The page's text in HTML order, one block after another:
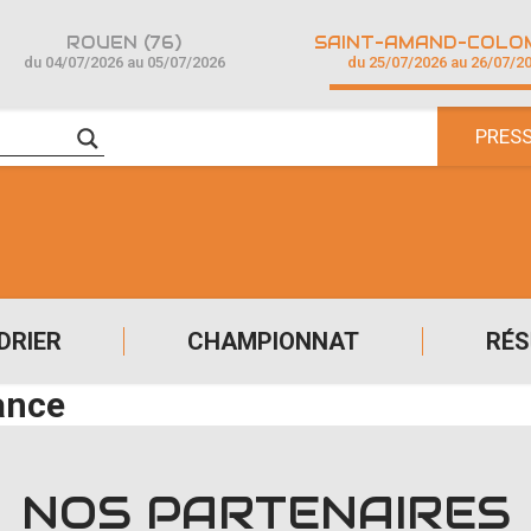
CHAMPIONNAT
ROUEN (76)
du 04/07/2026 au 05/07/2026 du 25/07/2026 au 26/07/
NOS PARTENAIRES